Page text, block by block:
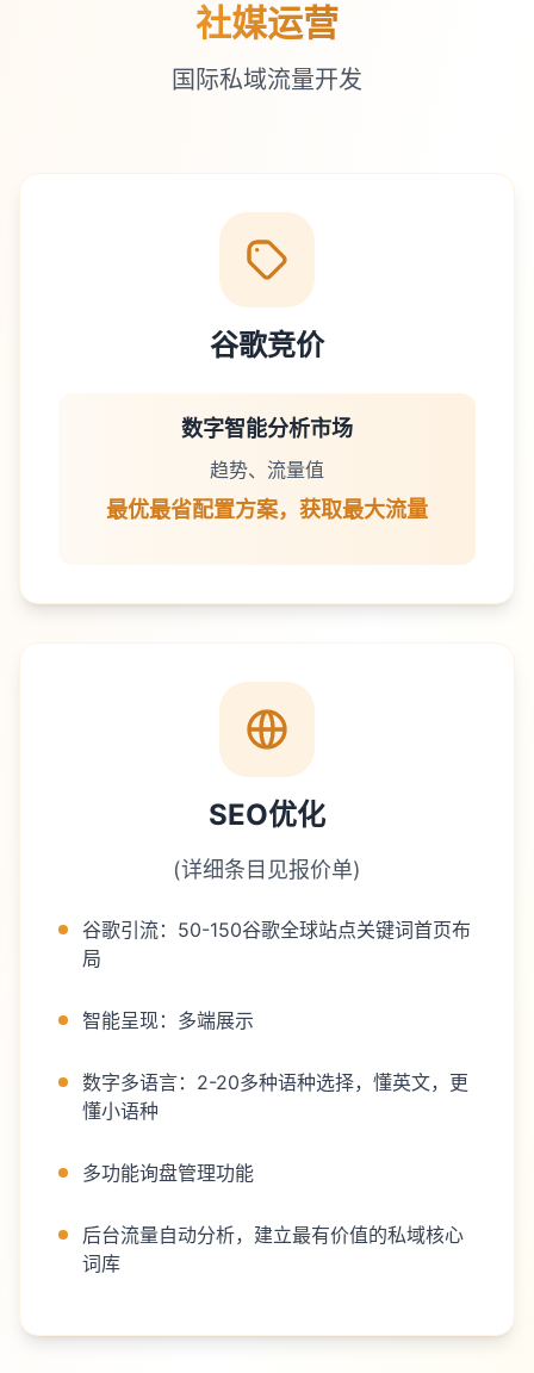
社媒运营
国际私域流量开发
谷歌竞价
数字智能分析市场
趋势、流量值
最优最省配置方案，获取最大流量
SEO优化
(详细条目见报价单)
谷歌引流：50-150谷歌全球站点关键词首页布
局
智能呈现：多端展示
数字多语言：2-20多种语种选择，懂英文，更
懂小语种
多功能询盘管理功能
后台流量自动分析，建立最有价值的私域核心
词库